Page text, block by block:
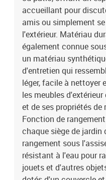
(l x P x H)Dimension du siège
partir du sol : 37 cmHauteur
cmTable :Couleur :
poudre, bois d'acacia massif
x 55 x 37 cm (L x l x
couverture : tissu (100 %
coussin de siège :
dossier : fibre de
3 cm (l x P x é)Dimensions du
(L x l x é)La livraison contient
rangement et sac résistant à
fonction de rangement avec
d'accoudoir avec fonction de
table de jardin7 x coussin de
housse amovible et lavable
accueillant pour
amis ou simplement
l'extérieur. Matériau
également connue
un matériau
d'entretien qui
léger, facile à nettoyer
les meubles
et de ses propriétés
Fonction de
chaque siège de jardin
rangement sous
résistant à l'eau pour
jouets et d'autres